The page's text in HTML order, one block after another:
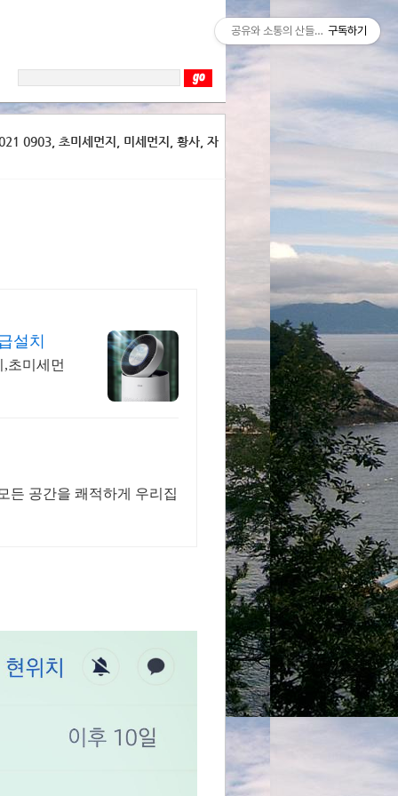
0903, 초미세먼지, 미세먼지, 황사, 자
설치
초미세먼
든 공간을 쾌적하게 우리집
공유와 소통의 산들바람구독하기